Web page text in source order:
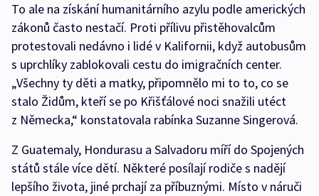
To ale na získání humanitárního azylu podle amerických
zákonů často nestačí. Proti přílivu přistěhovalcům
protestovali nedávno i lidé v Kalifornii, když autobusům
s uprchlíky zablokovali cestu do imigračních center.
„Všechny ty děti a matky, připomnělo mi to to, co se
stalo Židům, kteří se po Křišťálové noci snažili utéct
z Německa,“ konstatovala rabínka Suzanne Singerová.
Z Guatemaly, Hondurasu a Salvadoru míří do Spojených
států stále více dětí. Některé posílají rodiče s nadějí
lepšího života, jiné prchají za příbuznými. Místo v náruči